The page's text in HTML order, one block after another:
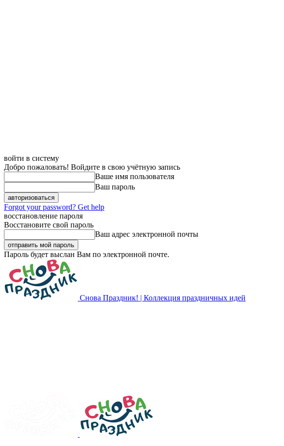
войти в систему
Добро пожаловать! Войдите в свою учётную запись
Ваше имя пользователя
Ваш пароль
Forgot your password? Get help
восстановление пароля
Восстановите свой пароль
Ваш адрес электронной почты
Пароль будет выслан Вам по электронной почте.
Снова Праздник! | Коллекция праздничных идей